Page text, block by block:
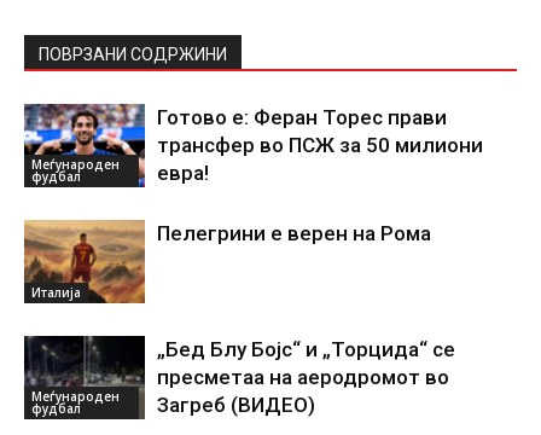
ПОВРЗАНИ СОДРЖИНИ
Меѓународен
фудбал
Готово е: Феран Торес прави
трансфер во ПСЖ за 50 милиони
евра!
Италија
Пелегрини е верен на Рома
Меѓународен
фудбал
„Бед Блу Бојс“ и „Торцида“ се
пресметаа на аеродромот во
Загреб (ВИДЕО)